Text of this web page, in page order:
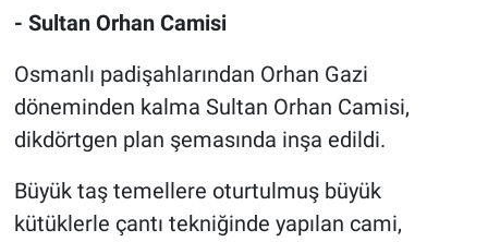
- Sultan Orhan Camisi
Osmanlı padişahlarından Orhan Gazi
döneminden kalma Sultan Orhan Camisi,
dikdörtgen plan şemasında inşa edildi.
Büyük taş temellere oturtulmuş büyük
kütüklerle çantı tekniğinde yapılan cami,